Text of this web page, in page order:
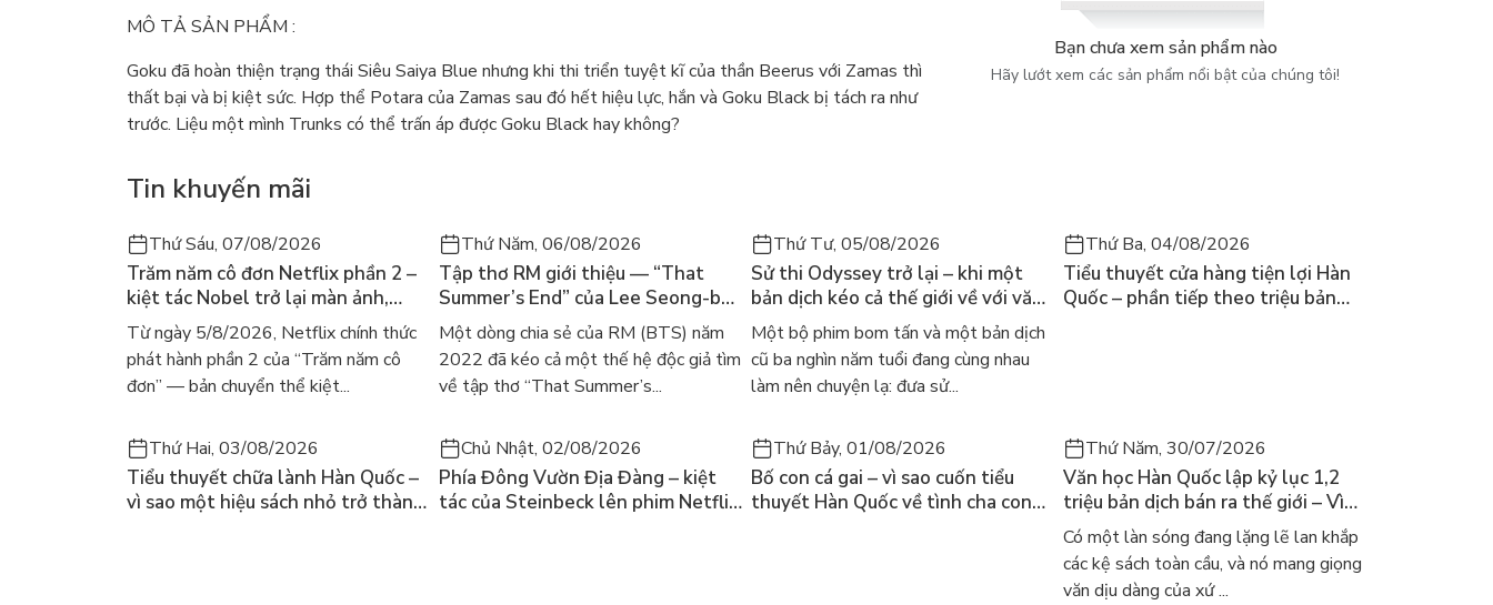
MÔ TẢ SẢN PHẨM :
Goku đã hoàn thiện trạng thái Siêu Saiya Blue nhưng khi thi triển tuyệt kĩ của thần Beerus với Zamas thì
thất bại và bị kiệt sức. Hợp thể Potara của Zamas sau đó hết hiệu lực, hắn và Goku Black bị tách ra như
trước. Liệu một mình Trunks có thể trấn áp được Goku Black hay không?
Bạn chưa xem sản phẩm nào
Hãy lướt xem các sản phẩm nổi bật của chúng tôi!
Tin khuyến mãi
Thứ Sáu, 07/08/2026
Trăm năm cô đơn Netflix phần 2 –
kiệt tác Nobel trở lại màn ảnh,
dòng người tìm đọc lại García
Márquez
Từ ngày 5/8/2026, Netflix chính thức
phát hành phần 2 của “Trăm năm cô
đơn” — bản chuyển thể kiệt...
Thứ Năm, 06/08/2026
Tập thơ RM giới thiệu — “That
Summer’s End” của Lee Seong-bok
ra mắt bản tiếng Anh sau 4 năm
gây sốt
Một dòng chia sẻ của RM (BTS) năm
2022 đã kéo cả một thế hệ độc giả tìm
về tập thơ “That Summer’s...
Thứ Tư, 05/08/2026
Sử thi Odyssey trở lại – khi một
bản dịch kéo cả thế giới về với văn
học kinh điển
Một bộ phim bom tấn và một bản dịch
cũ ba nghìn năm tuổi đang cùng nhau
làm nên chuyện lạ: đưa sử...
Thứ Ba, 04/08/2026
Tiểu thuyết cửa hàng tiện lợi Hàn
Quốc – phần tiếp theo triệu bản
Thứ Hai, 03/08/2026
Tiểu thuyết chữa lành Hàn Quốc –
vì sao một hiệu sách nhỏ trở thành
Chủ Nhật, 02/08/2026
Phía Đông Vườn Địa Đàng – kiệt
tác của Steinbeck lên phim Netflix
Thứ Bảy, 01/08/2026
Bố con cá gai – vì sao cuốn tiểu
thuyết Hàn Quốc về tình cha con
Thứ Năm, 30/07/2026
Văn học Hàn Quốc lập kỷ lục 1,2
triệu bản dịch bán ra thế giới – Vì
sao cả thế giới đang đọc sách Hàn?
Có một làn sóng đang lặng lẽ lan khắp
các kệ sách toàn cầu, và nó mang giọng
văn dịu dàng của xứ ...